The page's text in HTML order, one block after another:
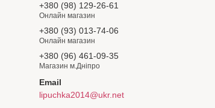
+380 (98) 129-26-61
Онлайн магазин
+380 (93) 013-74-06
Онлайн магазин
+380 (96) 461-09-35
Магазин м.Дніпро
lipuchka2014@ukr.net